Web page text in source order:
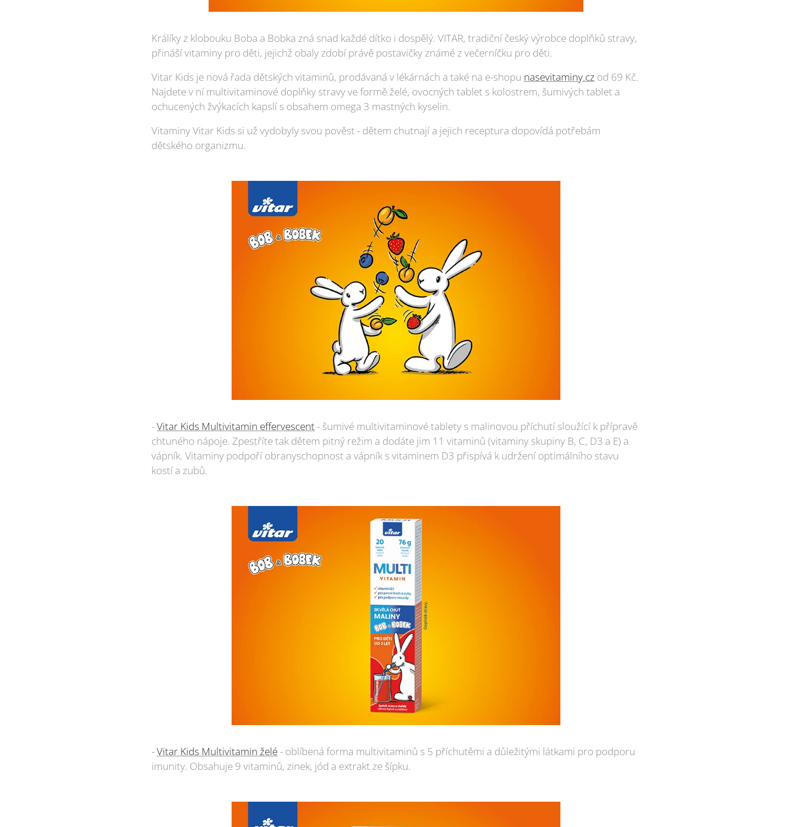
Králíky z klobouku Boba a Bobka zná snad každé dítko i dospělý. VITAR, tradiční český výrobce doplňků stravy,
přináší vitaminy pro děti, jejichž obaly zdobí právě postavičky známé z večerníčku pro děti.
Vitar Kids je nová řada dětských vitaminů, prodávaná v lékárnách a také na e-shopu nasevitaminy.cz od 69 Kč.
Najdete v ní multivitaminové doplňky stravy ve formě želé, ovocných tablet s kolostrem, šumivých tablet a
ochucených žvýkacích kapslí s obsahem omega 3 mastných kyselin.
Vitaminy Vitar Kids si už vydobyly svou pověst - dětem chutnají a jejich receptura dopovídá potřebám
dětského organizmu.
-Vitar Kids Multivitamin effervescent- šumivé multivitaminové tablety s malinovou příchutí sloužící k přípravě
chtuného nápoje. Zpestříte tak dětem pitný režim a dodáte jim 11 vitaminů (vitaminy skupiny B, C, D3 a E) a
vápník. Vitaminy podpoří obranyschopnost a vápník s vitaminem D3 přispívá k udržení optimálního stavu
kostí a zubů.
-Vitar Kids Multivitamin želé- oblíbená forma multivitaminů s 5 příchutěmi a důležitými látkami pro podporu
imunity. Obsahuje 9 vitaminů, zinek, jód a extrakt ze šípku.